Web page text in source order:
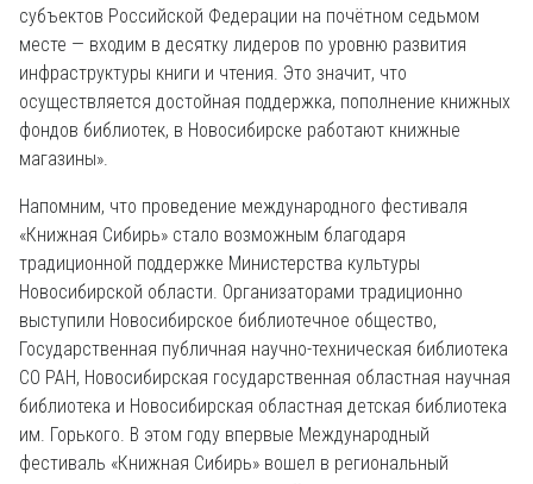
субъектов Российской Федерации на почётном седьмом
месте — входим в десятку лидеров по уровню развития
инфраструктуры книги и чтения. Это значит, что
осуществляется достойная поддержка, пополнение книжных
фондов библиотек, в Новосибирске работают книжные
магазины».
Напомним, что проведение международного фестиваля
«Книжная Сибирь» стало возможным благодаря
традиционной поддержке Министерства культуры
Новосибирской области. Организаторами традиционно
выступили Новосибирское библиотечное общество,
Государственная публичная научно-техническая библиотека
СО РАН, Новосибирская государственная областная научная
библиотека и Новосибирская областная детская библиотека
им. Горького. В этом году впервые Международный
фестиваль «Книжная Сибирь» вошел в региональный